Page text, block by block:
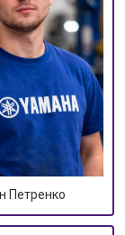
Петренко